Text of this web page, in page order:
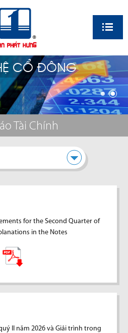
CỔ ĐÔNG
Tài Chính
for the Second Quarter of
in the Notes
II năm 2026 và Giải trình trong